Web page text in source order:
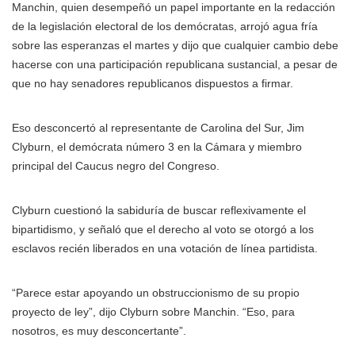
Manchin, quien desempeñó un papel importante en la redacción
de la legislación electoral de los demócratas, arrojó agua fría
sobre las esperanzas el martes y dijo que cualquier cambio debe
hacerse con una participación republicana sustancial, a pesar de
que no hay senadores republicanos dispuestos a firmar.
Eso desconcertó al representante de Carolina del Sur, Jim
Clyburn, el demócrata número 3 en la Cámara y miembro
principal del Caucus negro del Congreso.
Clyburn cuestionó la sabiduría de buscar reflexivamente el
bipartidismo, y señaló que el derecho al voto se otorgó a los
esclavos recién liberados en una votación de línea partidista.
“Parece estar apoyando un obstruccionismo de su propio
proyecto de ley”, dijo Clyburn sobre Manchin. “Eso, para
nosotros, es muy desconcertante”.